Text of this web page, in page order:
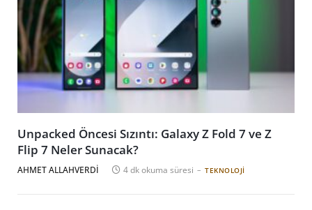
Unpacked Öncesi Sızıntı: Galaxy Z Fold 7 ve Z
Flip 7 Neler Sunacak?
AHMET ALLAHVERDİ 4 dk okuma süresi TEKNOLOJI